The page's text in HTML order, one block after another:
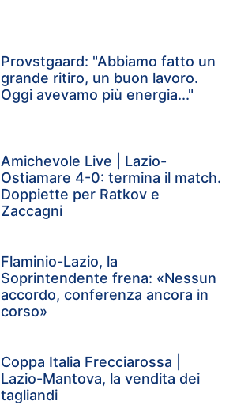
Provstgaard: "Abbiamo fatto un
grande ritiro, un buon lavoro.
Oggi avevamo più energia..."
Amichevole Live | Lazio-
Ostiamare 4-0: termina il match.
Doppiette per Ratkov e
Zaccagni
Flaminio-Lazio, la
Soprintendente frena: «Nessun
accordo, conferenza ancora in
corso»
Coppa Italia Frecciarossa |
Lazio-Mantova, la vendita dei
tagliandi